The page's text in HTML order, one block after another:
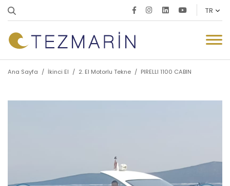
Ana Sayfa / İkinci El / 2. El Motorlu Tekne / PIRELLI 1100 CABIN